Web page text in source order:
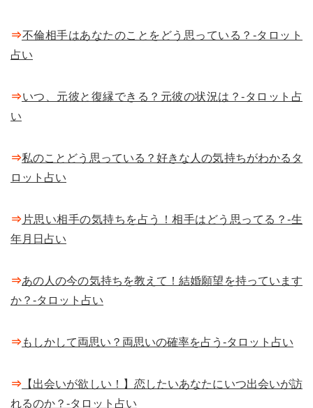
⇒不倫相手はあなたのことをどう思っている？-タロット
占い
⇒いつ、元彼と復縁できる？元彼の状況は？-タロット占
い
⇒私のことどう思っている？好きな人の気持ちがわかるタ
ロット占い
⇒ 片思い相手の気持ちを占う！相手はどう思ってる？-生
年月日占い
⇒あの人の今の気持ちを教えて！結婚願望を持っています
か？-タロット占い
⇒もしかして両思い？両思いの確率を占う-タロット占い
⇒ 【出会いが欲しい！】恋したいあなたにいつ出会いが訪
れるのか？-タロット占い